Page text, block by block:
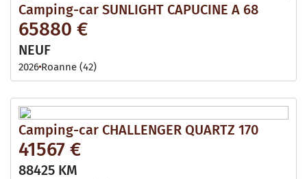
Camping-car SUNLIGHT CAPUCINE A 68
65880 €
NEUF
2026 Roanne (42)
Camping-car CHALLENGER QUARTZ 170
41567 €
88425 KM